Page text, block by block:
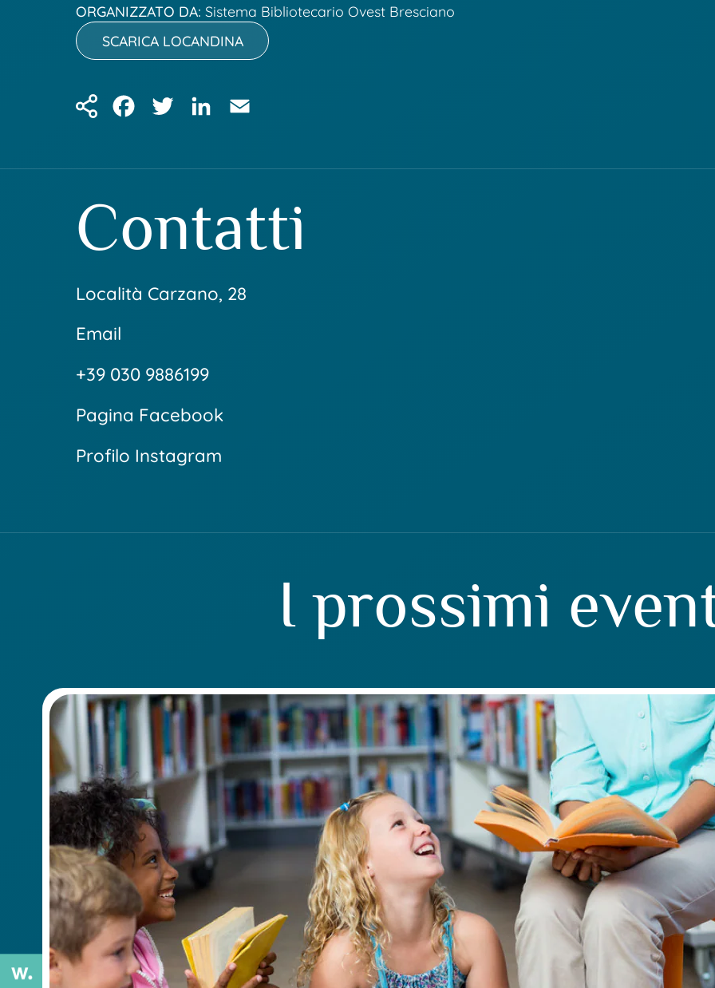
ORGANIZZATO DA: Sistema Bibliotecario Ovest Bresciano
SCARICA LOCANDINA
FacebookTwitter LinkedIn Email
Contatti
Località Carzano, 28
Email
+39 030 9886199
Pagina Facebook
Profilo Instagram
I prossimi